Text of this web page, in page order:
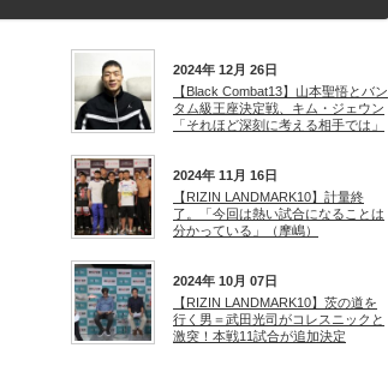
2024年 12月 26日
【Black Combat13】山本聖悟とバン
タム級王座決定戦、キム・ジェウン
「それほど深刻に考える相手では」
2024年 11月 16日
【RIZIN LANDMARK10】計量終
了。「今回は熱い試合になることは
分かっている」（摩嶋）
2024年 10月 07日
【RIZIN LANDMARK10】茨の道を
行く男＝武田光司がコレスニックと
激突！本戦11試合が追加決定